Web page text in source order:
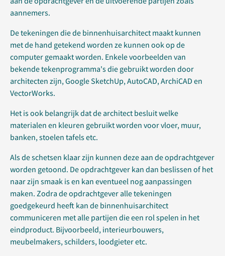
aannemers.
De tekeningen die de binnenhuisarchitect maakt kunnen
met de hand getekend worden ze kunnen ook op de
computer gemaakt worden. Enkele voorbeelden van
bekende tekenprogramma's die gebruikt worden door
architecten zijn, Google SketchUp, AutoCAD, ArchiCAD en
VectorWorks.
Het is ook belangrijk dat de architect besluit welke
materialen en kleuren gebruikt worden voor vloer, muur,
banken, stoelen tafels etc.
Als de schetsen klaar zijn kunnen deze aan de opdrachtgever
worden getoond. De opdrachtgever kan dan beslissen of het
naar zijn smaak is en kan eventueel nog aanpassingen
maken. Zodra de opdrachtgever alle tekeningen
goedgekeurd heeft kan de binnenhuisarchitect
communiceren met alle partijen die een rol spelen in het
eindproduct. Bijvoorbeeld, interieurbouwers,
meubelmakers, schilders, loodgieter etc.